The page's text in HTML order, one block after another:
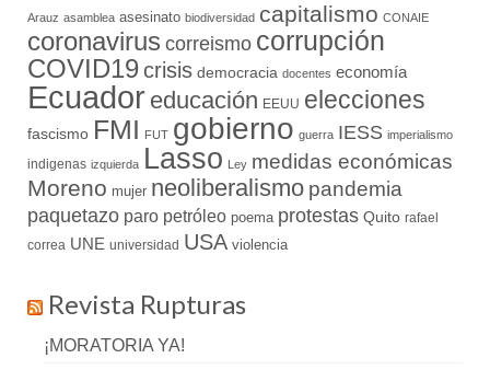
Arauz asamblea asesinato biodiversidad capitalismo CONAIE
coronavirus correismo corrupción
COVID19crisis democracia docentes economía
Ecuador educación EEUU elecciones
fascismo FMI FUT gobierno guerra IESS imperialismo
indigenas izquierda Lasso Ley medidas económicas
Moreno mujer neoliberalismo pandemia
paquetazo paro petróleo poema protestas Quito rafael
correa UNE universidad USA violencia
Revista Rupturas
¡MORATORIA YA!